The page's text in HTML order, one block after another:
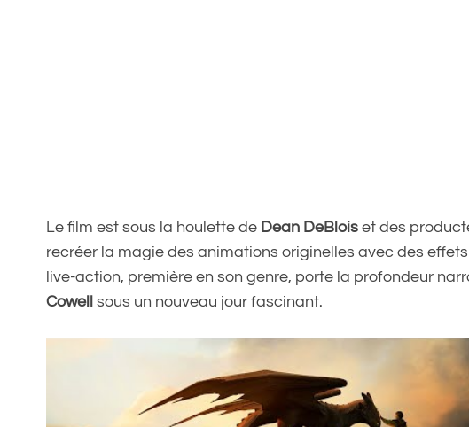
Le film est sous la houlette de Dean DeBlois et des
recréer la magie des animations originelles avec des
live-action, première en son genre, porte la profondeur
Cowell sous un nouveau jour fascinant.